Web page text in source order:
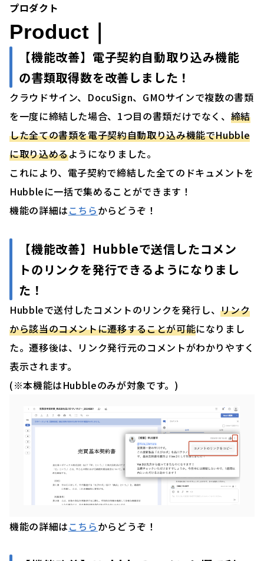
プロダクト
Product｜
【機能改善】 電子契約自動取り込み機能
の書類取得数を改善しました！
クラウドサイン、DocuSign、GMOサインで複数の書類
を一度に締結した場合、1つ目の書類だけでなく、 締結
した全ての書類を電子契約自動取り込み機能でHubble
に取り込めるようになりました。
これにより、電子契約で締結した全てのドキュメントを
Hubbleに一括で集めることができます！
機能の詳細はこちらからどうぞ！
【機能改善】 Hubbleで送信したコメン
トのリンクを発行できるようになりまし
た！
Hubbleで送付したコメントのリンクを発行し、リンク
から該当のコメントに遷移することが可能になりまし
た。遷移後は、リンク発行元のコメントがわかりやすく
表示されます。
(※本機能はHubbleのみが対象です。)
機能の詳細はこちらからどうぞ！